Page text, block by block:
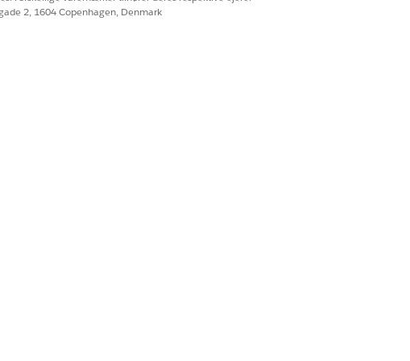
2, 1604 Copenhagen, Denmark